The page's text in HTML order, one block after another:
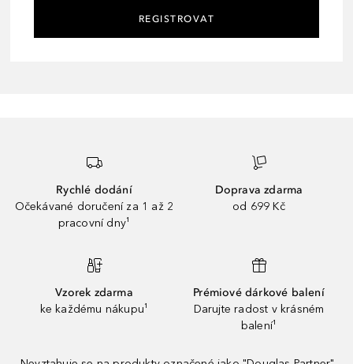
REGISTROVAT
Rychlé dodání
Očekávané doručení za 1 až 2
pracovní dny¹
Doprava zdarma
od 699 Kč
Vzorek zdarma
ke každému nákupu¹
Prémiové dárkové balení
Darujte radost v krásném
balení¹